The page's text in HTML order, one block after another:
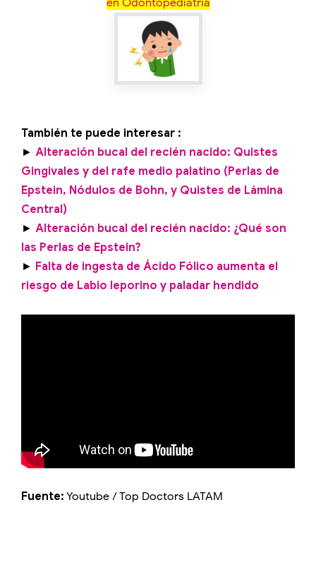
También te puede interesar :
► Alteración bucal del recién nacido: Quistes
Gingivales y del rafe medio palatino (Perlas de
Epstein, Nódulos de Bohn, y Quistes de Lámina
Central)
► Alteración bucal del recién nacido: ¿Qué son
las Perlas de Epstein?
► Falta de ingesta de Ácido Fólico aumenta el
riesgo de Labio leporino y paladar hendido
Fuente: Youtube / Top Doctors LATAM